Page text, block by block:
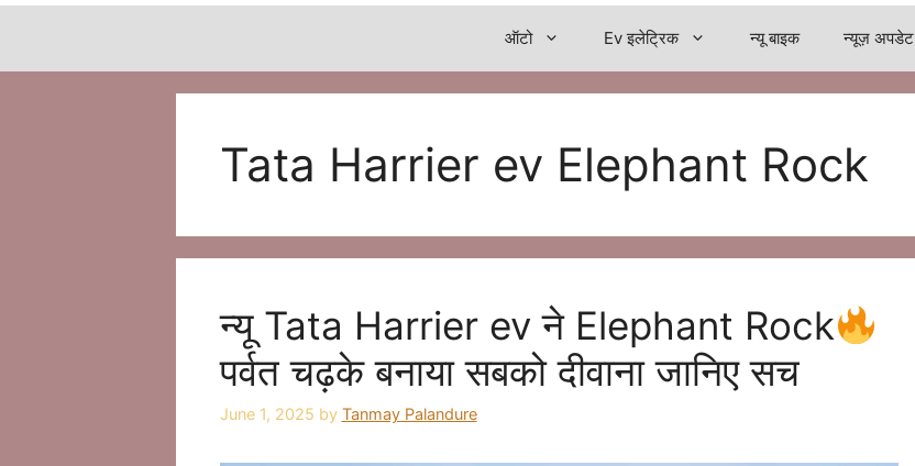
ऑटो Ev इलेट्रिक न्यू बाइक न्यूज़ अपडेट
Tata Harrier ev Elephant Rock
न्यू Tata Harrier ev ने Elephant Rock
पर्वत चढ़के बनाया सबको दीवाना जानिए सच
June 1, 2025 by Tanmay Palandure